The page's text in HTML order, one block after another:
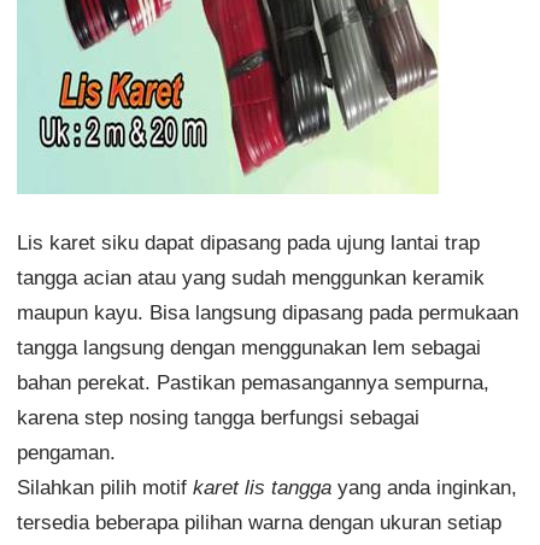
Lis karet siku dapat dipasang pada ujung lantai trap
tangga acian atau yang sudah menggunkan keramik
maupun kayu. Bisa langsung dipasang pada permukaan
tangga langsung dengan menggunakan lem sebagai
bahan perekat. Pastikan pemasangannya sempurna,
karena step nosing tangga berfungsi sebagai
pengaman.
Silahkan pilih motif karet lis tanggayang anda inginkan,
tersedia beberapa pilihan warna dengan ukuran setiap